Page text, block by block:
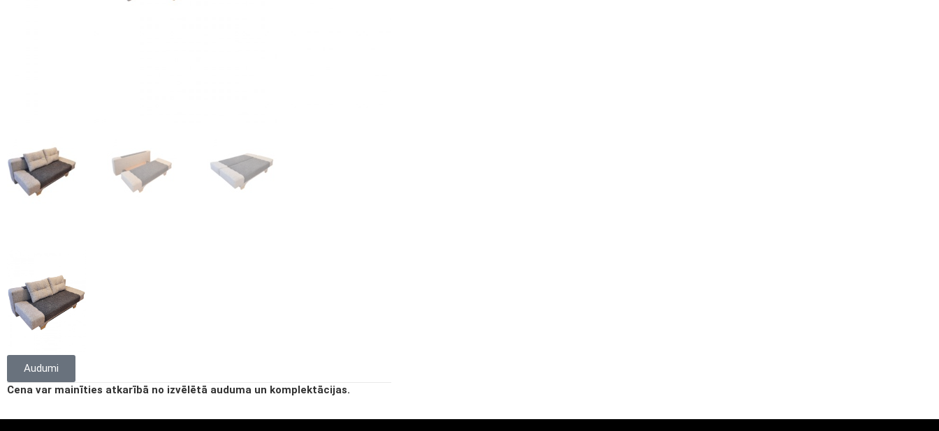
Audumi
Cena var mainīties atkarībā no izvēlētā auduma un komplektācijas.